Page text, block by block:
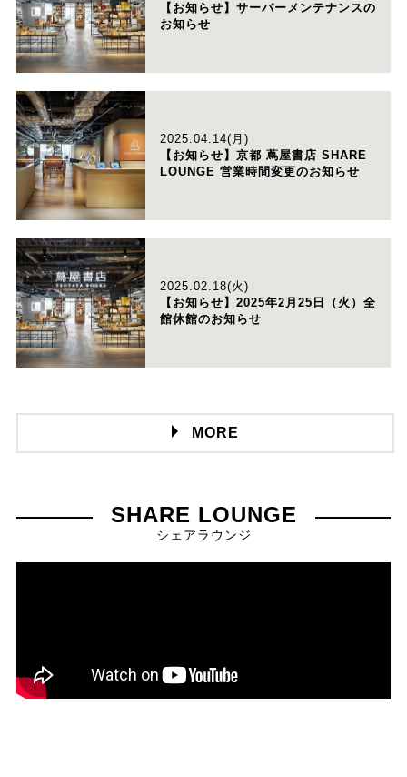
【お知らせ】サーバーメンテナンスの
お知らせ
2025.04.14(月)
【お知らせ】京都 蔦屋書店 SHARE
LOUNGE 営業時間変更のお知らせ
2025.02.18(火)
【お知らせ】2025年2月25日（火）全
館休館のお知らせ
MORE
SHARE LOUNGE
シェアラウンジ